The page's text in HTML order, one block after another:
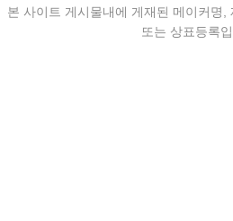
본 사이트 게시물내에 게재된 메이커명,
또는 상표등록